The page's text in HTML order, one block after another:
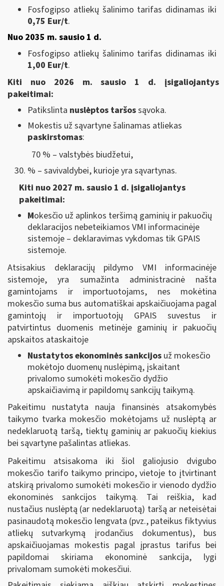
Fosfogipso atliekų šalinimo tarifas didinamas iki
0,75 Eur/t.
Nuo 2035 m. sausio 1 d.
Fosfogipso atliekų šalinimo tarifas didinamas iki
1,00 Eur/t.
Kiti nuo 2026 m. sausio 1 d. įsigaliojantys
pakeitimai:
Patikslinta nuslėptos taršossąvoka.
Mokestis už sąvartyne šalinamas atliekas
paskirstomas:
70 % – valstybės biudžetui,
% – savivaldybei, kurioje yra sąvartynas.
Kiti nuo 2027 m. sausio 1 d. įsigaliojantys
pakeitimai:
Mokesčio už aplinkos teršimą gaminių ir pakuočių
deklaracijos nebeteikiamos VMI informacinėje
sistemoje – deklaravimas vykdomas tik GPAIS
sistemoje.
Atsisakius deklaracijų pildymo VMI informacinėje
sistemoje, yra sumažinta administracinė našta
gamintojams ir importuotojams, nes mokėtina
mokesčio suma bus automatiškai apskaičiuojama pagal
gamintojų ir importuotojų GPAIS suvestus ir
patvirtintus duomenis metinėje gaminių ir pakuočių
apskaitos ataskaitoje
Nustatytos ekonominės sankcijos už mokesčio
mokėtojo duomenų nuslėpimą, įskaitant
privalomo sumokėti mokesčio dydžio
apskaičiavimą ir papildomų sankcijų taikymą.
Pakeitimu nustatyta nauja finansinės atsakomybės
taikymo tvarka mokesčio mokėtojams už nuslėptą ar
nedeklaruotą taršą, tiektų gaminių ar pakuočių kiekius
bei sąvartyne pašalintas atliekas.
Pakeitimu atsisakoma iki šiol galiojusio dvigubo
mokesčio tarifo taikymo principo, vietoje to įtvirtinant
atskirą privalomo sumokėti mokesčio ir vienodo dydžio
ekonominės sankcijos taikymą. Tai reiškia, kad
nustačius nuslėptą (ar nedeklaruotą) taršą ar neteisėtai
pasinaudotą mokesčio lengvata (pvz., pateikus fiktyvius
atliekų sutvarkymą įrodančius dokumentus), bus
apskaičiuojamas mokestis pagal įprastus tarifus bei
papildomai skiriama ekonominė sankcija, lygi
privalomam sumokėti mokesčiui.